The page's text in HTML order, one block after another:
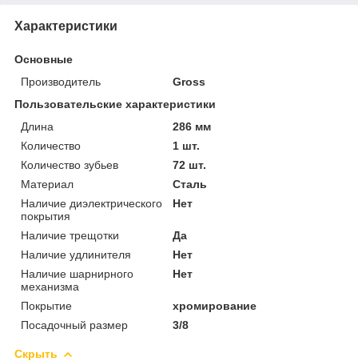
Характеристики
Основные
Производитель
Gross
Пользовательские характеристики
Длина
286 мм
Количество
1 шт.
Количество зубьев
72 шт.
Материал
Сталь
Наличие диэлектрического
покрытия
Нет
Наличие трещотки
Да
Наличие удлинителя
Нет
Наличие шарнирного
механизма
Нет
Покрытие
хромирование
Посадочный размер
3/8
Скрыть